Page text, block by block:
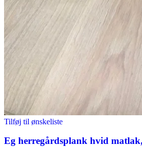
Tilføj til ønskeliste
Eg herregårdsplank hvid